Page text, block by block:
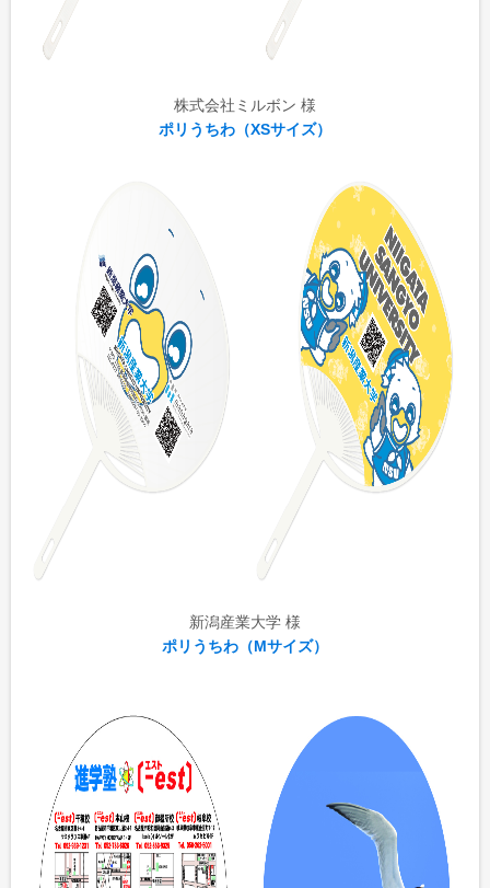
株式会社ミルボン 様
ポリうちわ（XSサイズ）
新潟産業大学 様
ポリうちわ（Mサイズ）